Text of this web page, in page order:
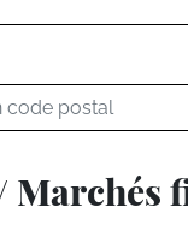
Marchés